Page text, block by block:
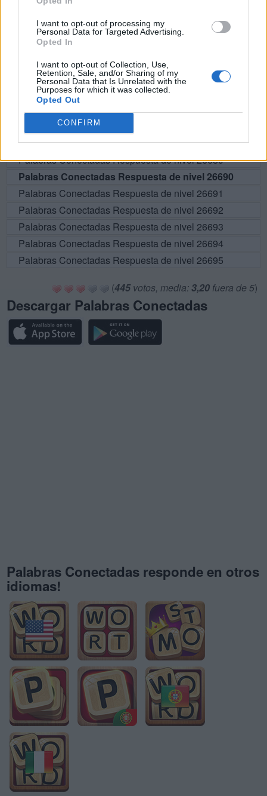
I want to opt-out of processing my
Personal Data for Targeted Advertising.
Opted In
I want to opt-out of Collection, Use,
Retention, Sale, and/or Sharing of my
Personal Data that Is Unrelated with the
Purposes for which it was collected.
Opted Out
CONFIRM
RESPUESTAS
Por favor seleccione los niveles:
Palabras Conectadas Respuesta de nivel 26685
Palabras Conectadas Respuesta de nivel 26686
Palabras Conectadas Respuesta de nivel 26687
Palabras Conectadas Respuesta de nivel 26688
Palabras Conectadas Respuesta de nivel 26689
Palabras Conectadas Respuesta de nivel 26690
Palabras Conectadas Respuesta de nivel 26691
Palabras Conectadas Respuesta de nivel 26692
Palabras Conectadas Respuesta de nivel 26693
Palabras Conectadas Respuesta de nivel 26694
Palabras Conectadas Respuesta de nivel 26695
(445votos, media: 3,20 fuera de 5)
Descargar Palabras Conectadas
Palabras Conectadas responde en otros
idiomas!